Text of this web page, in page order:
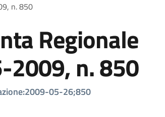
n. 850
Regionale
2009, n. 850
05-26;850